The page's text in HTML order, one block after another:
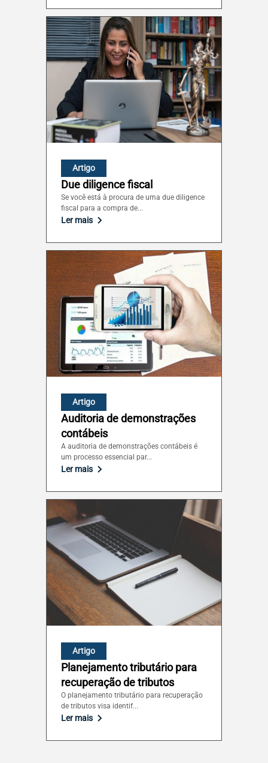
Brasilia (DF)
Artigo
Due diligence fiscal
Se você está à procura de uma due diligence
fiscal para a compra de...
Ler mais
Artigo
Auditoria de demonstrações
contábeis
A auditoria de demonstrações contábeis é
um processo essencial par...
Ler mais
Artigo
Planejamento tributário para
recuperação de tributos
O planejamento tributário para recuperação
de tributos visa identif...
Ler mais